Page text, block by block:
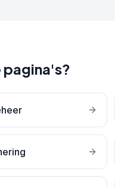
pagina's?